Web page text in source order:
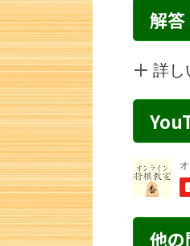
解
詳し
他の
詰将棋 2手詰め・129 解説